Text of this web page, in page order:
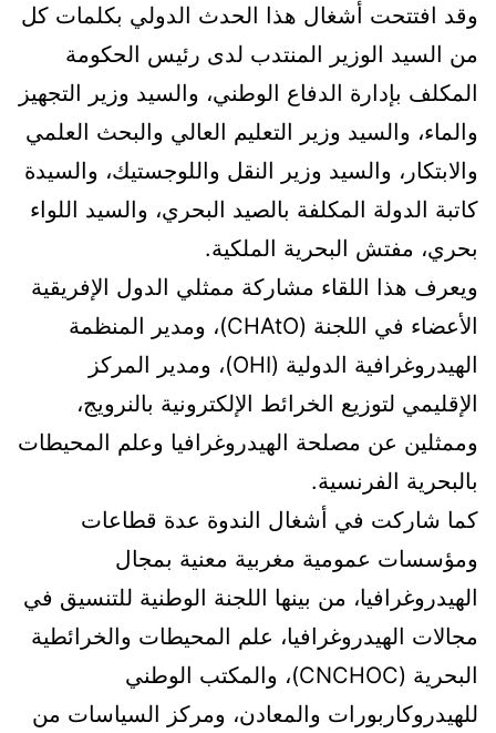
وقد افتتحت أشغال هذا الحدث الدولي بكلمات كل
من السيد الوزير المنتدب لدى رئيس الحكومة
المكلف بإدارة الدفاع الوطني، والسيد وزير التجهيز
والماء، والسيد وزير التعليم العالي والبحث العلمي
والابتكار، والسيد وزير النقل واللوجستيك، والسيدة
كاتبة الدولة المكلفة بالصيد البحري، والسيد اللواء
بحري، مفتش البحرية الملكية.
ويعرف هذا اللقاء مشاركة ممثلي الدول الإفريقية
الأعضاء في اللجنة (CHAtO)، ومدير المنظمة
الهيدروغرافية الدولية (OHI)، ومدير المركز
الإقليمي لتوزيع الخرائط الإلكترونية بالنرويج،
وممثلين عن مصلحة الهيدروغرافيا وعلم المحيطات
بالبحرية الفرنسية.
كما شاركت في أشغال الندوة عدة قطاعات
ومؤسسات عمومية مغربية معنية بمجال
الهيدروغرافيا، من بينها اللجنة الوطنية للتنسيق في
مجالات الهيدروغرافيا، علم المحيطات والخرائطية
البحرية (CNCHOC)، والمكتب الوطني
للهيدروكاربورات والمعادن، ومركز السياسات من